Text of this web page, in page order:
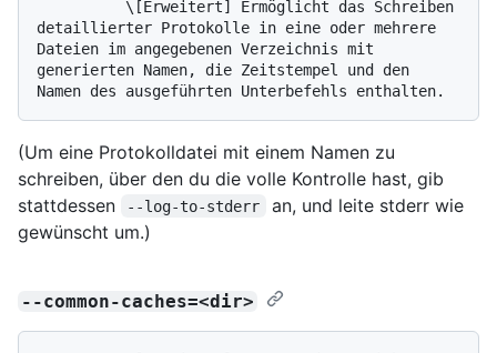
detaillierter Protokolle in eine oder mehrere
Dateien im angegebenen Verzeichnis mit
generierten Namen, die Zeitstempel und den
(Um eine Protokolldatei mit einem Namen zu
schreiben, über den du die volle Kontrolle hast, gib
stattdessen
--log-to-stderr
an, und leite stderr wie
gewünscht um.)
--common-caches=<dir>